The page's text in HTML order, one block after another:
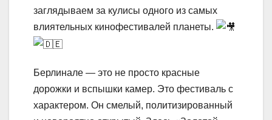
заглядываем за кулисы одного из самых
влиятельных кинофестивалей планеты.
Берлинале — это не просто красные
дорожки и вспышки камер. Это фестиваль с
характером. Он смелый, политизированный